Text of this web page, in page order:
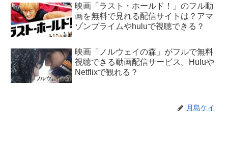
映画「ラスト・ホールド！」のフル動
画を無料で見れる配信サイトは？アマ
ゾンプライムやhuluで視聴できる？
映画「ノルウェイの森」がフルで無料
視聴できる動画配信サービス。Huluや
Netflixで観れる？
月島ケイ